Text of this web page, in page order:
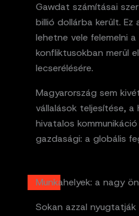
Gawdat számításai
billió dollárba került.
lehetne vele felemelni
konfliktusokban merül
lecserélésére.
Magyarország sem
vállalások teljesítése,
hivatalos
gazdasági: a globális
Munkahelyek: a nagy
Sokan azzal